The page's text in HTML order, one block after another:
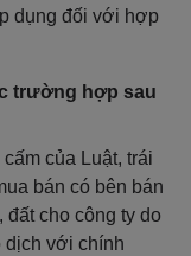
dụng đối với hợp
trường hợp sau
của Luật, trái
bán có bên bán
đất cho công ty do
dịch với chính